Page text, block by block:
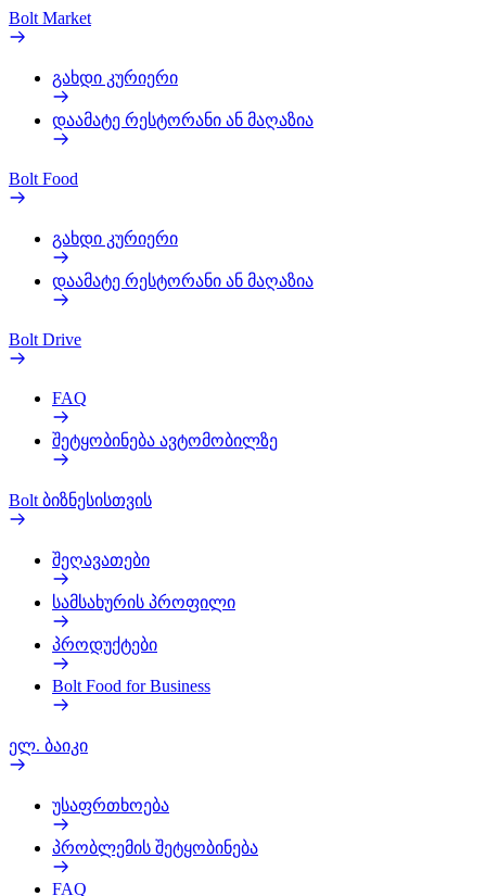
Bolt Market
გახდი კურიერი
დაამატე რესტორანი ან მაღაზია
Bolt Food
გახდი კურიერი
დაამატე რესტორანი ან მაღაზია
Bolt Drive
FAQ
შეტყობინება ავტომობილზე
Bolt ბიზნესისთვის
შეღავათები
სამსახურის პროფილი
პროდუქტები
Bolt Food for Business
ელ. ბაიკი
უსაფრთხოება
პრობლემის შეტყობინება
FAQ